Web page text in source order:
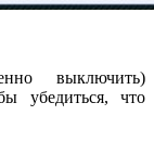
выключить)
убедиться, что